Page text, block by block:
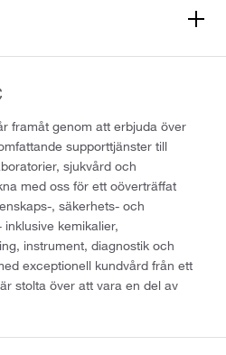
framåt genom att erbjuda över
supporttjänster till
sjukvård och
med oss för ett oöverträffat
, säkerhets- och
kemikalier,
instrument, diagnostik och
exceptionell kundvård från ett
stolta över att vara en del av